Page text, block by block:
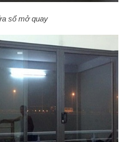
sổ mở quay